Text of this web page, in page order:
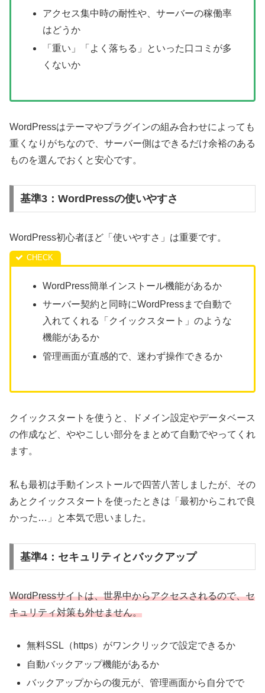
アクセス集中時の耐性や、サーバーの稼働率
はどうか
「重い」「よく落ちる」といった口コミが多
くないか
WordPressはテーマやプラグインの組み合わせによっても
重くなりがちなので、サーバー側はできるだけ余裕のある
ものを選んでおくと安心です。
基準3：WordPressの使いやすさ
WordPress初心者ほど「使いやすさ」は重要です。
WordPress簡単インストール機能があるか
サーバー契約と同時にWordPressまで自動で
入れてくれる「クイックスタート」のような
機能があるか
管理画面が直感的で、迷わず操作できるか
クイックスタートを使うと、ドメイン設定やデータベース
の作成など、ややこしい部分をまとめて自動でやってくれ
ます。
私も最初は手動インストールで四苦八苦しましたが、その
あとクイックスタートを使ったときは「最初からこれで良
かった…」と本気で思いました。
基準4：セキュリティとバックアップ
WordPressサイトは、世界中からアクセスされるので、セ
キュリティ対策も外せません。
無料SSL（https）がワンクリックで設定できるか
自動バックアップ機能があるか
バックアップからの復元が、管理画面から自分でで